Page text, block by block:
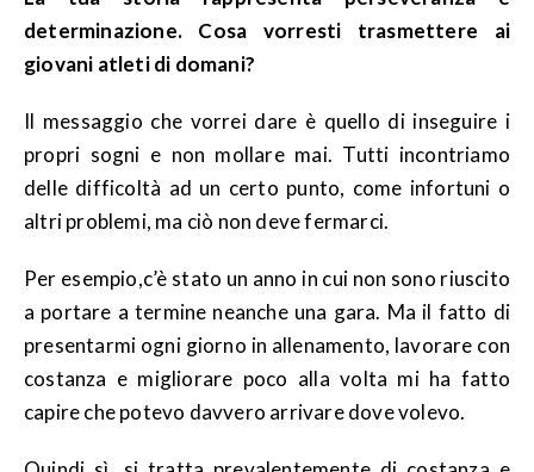
determinazione. Cosa vorresti trasmettere ai
giovani atleti di domani?
Il messaggio che vorrei dare è quello di inseguire i
propri sogni e non mollare mai. Tutti incontriamo
delle difficoltà ad un certo punto, come infortuni o
altri problemi, ma ciò non deve fermarci.
Per esempio,c’è stato un anno in cui non sono riuscito
a portare a termine neanche una gara. Ma il fatto di
presentarmi ogni giorno in allenamento, lavorare con
costanza e migliorare poco alla volta mi ha fatto
capire che potevo davvero arrivare dove volevo.